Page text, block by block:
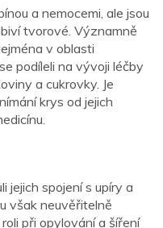
a nemocemi, ale jsou
tvorové. Významně
v oblasti
podíleli na vývoji léčby
a cukrovky. Je
krys od jejich
jejich spojení s upíry a
však neuvěřitelně
při opylování a šíření